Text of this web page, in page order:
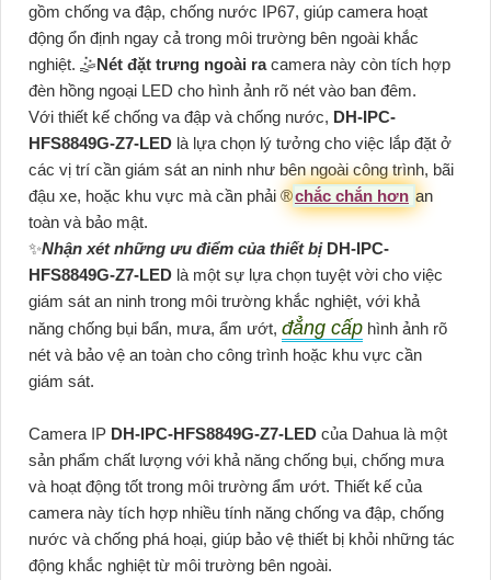
gồm chống va đập, chống nước IP67, giúp camera hoạt
động ổn định ngay cả trong môi trường bên ngoài khắc
nghiệt. 🤹Nét đặt trưng ngoài racamera này còn tích hợp
đèn hồng ngoại LED cho hình ảnh rõ nét vào ban đêm.
Với thiết kế chống va đập và chống nước, DH-IPC-
HFS8849G-Z7-LED là lựa chọn lý tưởng cho việc lắp đặt ở
các vị trí cần giám sát an ninh như bên ngoài công trình, bãi
đậu xe, hoặc khu vực mà cần phải ®️chắc chắn hơn an
toàn và bảo mật.
✨Nhận xét những ưu điểm của thiết bị DH-IPC-
HFS8849G-Z7-LED là một sự lựa chọn tuyệt vời cho việc
giám sát an ninh trong môi trường khắc nghiệt, với khả
năng chống bụi bẩn, mưa, ẩm ướt, đẳng cấp hình ảnh rõ
nét và bảo vệ an toàn cho công trình hoặc khu vực cần
giám sát.
Camera IP DH-IPC-HFS8849G-Z7-LED của Dahua là một
sản phẩm chất lượng với khả năng chống bụi, chống mưa
và hoạt động tốt trong môi trường ẩm ướt. Thiết kế của
camera này tích hợp nhiều tính năng chống va đập, chống
nước và chống phá hoại, giúp bảo vệ thiết bị khỏi những tác
động khắc nghiệt từ môi trường bên ngoài.